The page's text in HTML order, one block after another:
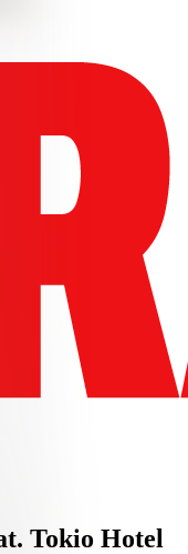
Tokio Hotel